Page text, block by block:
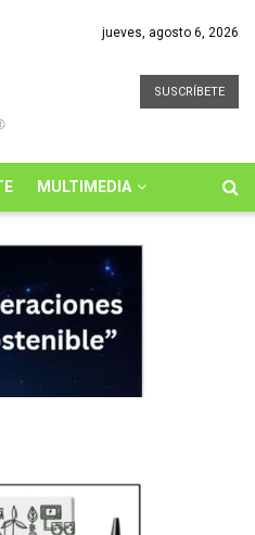
jueves, agosto 6, 2026
SUSCRÍBETE
MULTIMEDIA